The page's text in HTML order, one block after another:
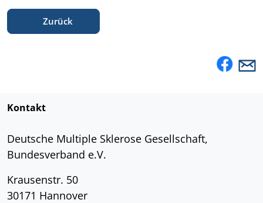
Zurück
Kontakt
Deutsche Multiple Sklerose Gesellschaft,
Bundesverband e.V.
Krausenstr. 50
30171 Hannover